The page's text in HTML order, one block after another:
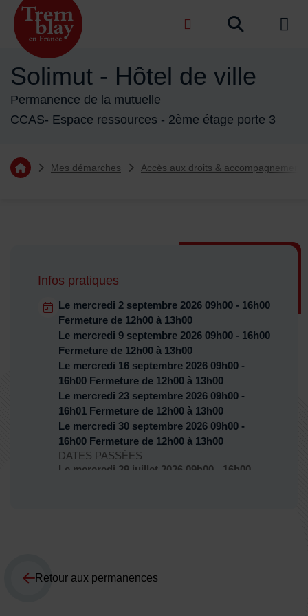
Menu de raccourcis
Accueil ville de Tremblay-en-France de
Solimut - Hôtel de ville
Permanence de la mutuelle
CCAS- Espace ressources - 2ème étage porte 3
Vous êtes ici :
Retourner à l'accueil
Mes démarches Accès aux droits & accompagnement
Infos pratiques
Dates :
Dates en cours
Le mercredi 2 septembre 2026 09h00 - 16h00
Fermeture de 12h00 à 13h00
Le mercredi 9 septembre 2026 09h00 - 16h00
Fermeture de 12h00 à 13h00
Le mercredi 16 septembre 2026 09h00 -
16h00 Fermeture de 12h00 à 13h00
Le mercredi 23 septembre 2026 09h00 -
16h01 Fermeture de 12h00 à 13h00
Le mercredi 30 septembre 2026 09h00 -
16h00 Fermeture de 12h00 à 13h00
DATES PASSÉES
Le mercredi 29 juillet 2026 09h00 - 16h00
Retour aux permanences